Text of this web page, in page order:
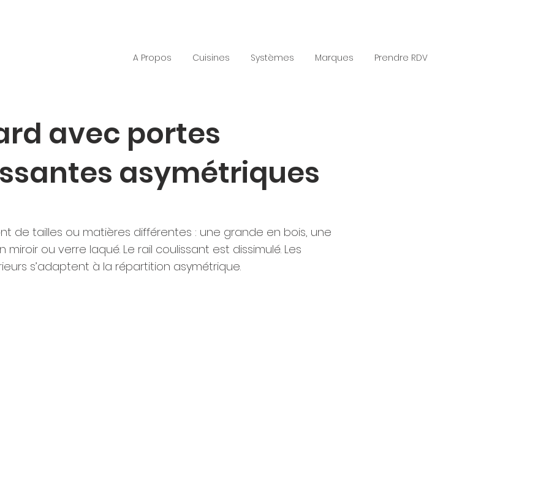
A Propos Cuisines Systèmes Marques Prendre RDV
avec portes
asymétriques
de tailles ou matières différentes : une grande en bois, une
miroir ou verre laqué. Le rail coulissant est dissimulé. Les
s’adaptent à la répartition asymétrique.